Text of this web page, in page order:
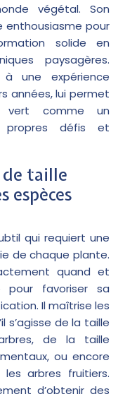
végétal. Son
enthousiasme pour
solide en
paysagères.
une expérience
années, lui permet
vert comme un
propres défis et
taille
espèces
qui requiert une
de chaque plante.
quand et
pour favoriser sa
Il maîtrise les
s’agisse de la taille
de la taille
ou encore
arbres fruitiers.
d’obtenir des